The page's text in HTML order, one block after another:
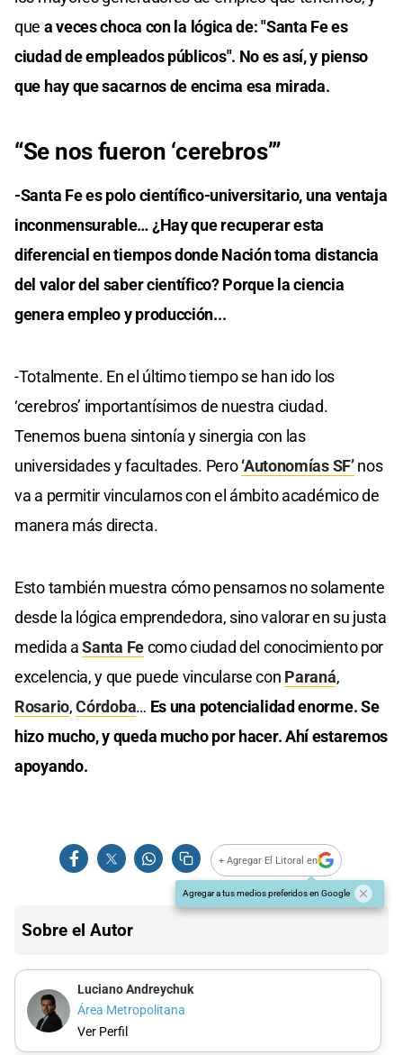
que a veces choca con la lógica de: "Santa Fe es
ciudad de empleados públicos". No es así, y pienso
que hay que sacarnos de encima esa mirada.
“Se nos fueron ‘cerebros’”
-Santa Fe es polo científico-universitario, una ventaja
inconmensurable… ¿Hay que recuperar esta
diferencial en tiempos donde Nación toma distancia
del valor del saber científico? Porque la ciencia
genera empleo y producción...
-Totalmente. En el último tiempo se han ido los
‘cerebros’ importantísimos de nuestra ciudad.
Tenemos buena sintonía y sinergia con las
universidades y facultades. Pero‘Autonomías SF’nos
va a permitir vincularnos con el ámbito académico de
manera más directa.
Esto también muestra cómo pensarnos no solamente
desde la lógica emprendedora, sino valorar en su justa
medida aSanta Fecomo ciudad del conocimiento por
excelencia, y que puede vincularse con Paraná,
Rosario,Córdoba… Es una potencialidad enorme. Se
hizo mucho, y queda mucho por hacer. Ahí estaremos
apoyando.
+ Agregar El Litoral en
Agregar a tus medios preferidos en Google
Sobre el Autor
Luciano Andreychuk
Área Metropolitana
Ver Perfil